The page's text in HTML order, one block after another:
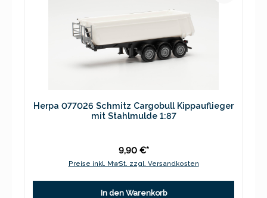
Herpa 077026 Schmitz Cargobull Kippauflieger
mit Stahlmulde 1:87
9,90 €*
Preise inkl. MwSt. zzgl. Versandkosten
In den Warenkorb